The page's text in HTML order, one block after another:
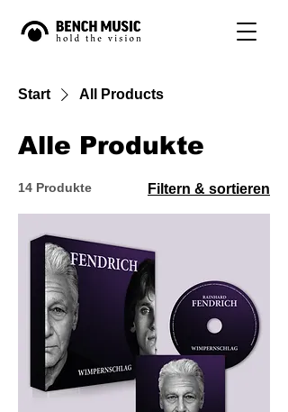
Start All Products
Alle Produkte
14 Produkte Filtern & sortieren